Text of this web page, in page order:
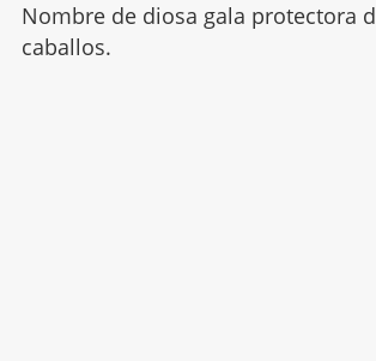
Nombre de diosa gala protectora
caballos.